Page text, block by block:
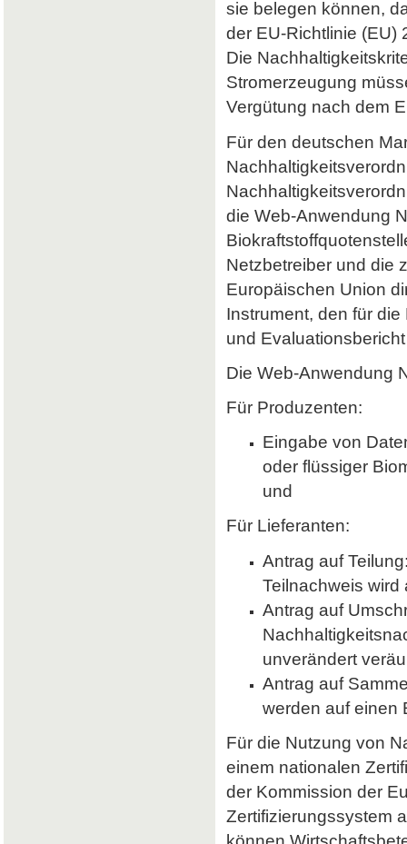
sie belegen können,
der EU-Richtlinie (EU)
Die
Stromerzeugung
Vergütung nach dem
Für den deutschen
die Web-Anwendung
Netzbetreiber und die
Europäischen Union
Instrument, den für
und
Die Web-Anwendung
Für Produzenten:
Eingabe von
oder flüssiger
und
Für Lieferanten:
Antrag auf
Teilnachweis wird
Antrag auf
unverändert
Antrag auf
werden auf einen
Für die Nutzung von
einem nationalen
der Kommission der
Zertifizierungssystem